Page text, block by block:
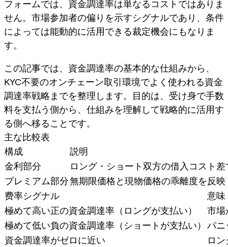
フォームでは、資金調達率は単なるコストではありま
せん。市場参加者の偏りを示すシグナルであり、条件
によっては能動的に活用できる裁定機会にもなりま
す。
この記事では、資金調達率の基本的な仕組みから、
KYC不要のオンチェーン取引環境でよく使われる資金
調達率戦略までを整理します。目的は、受け身で手数
料を支払う側から、仕組みを理解して戦略的に活用す
る側へ移ることです。
主な比較表
構成
説明
金利部分
ロング・ショート双方の借入コスト
プレミアム部分無期限価格と現物価格の乖離度を反映
费率シグナル
意味
極めて高い正の資金調達率（ロングが支払い）
市場
極めて低い負の資金調達率（ショートが支払い） パニ
資金調達率がゼロに近い
ロ